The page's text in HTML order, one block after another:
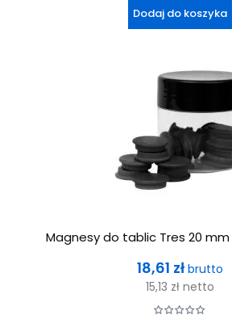
Dodaj do koszyka
Magnesy do tablic Tres 20
Cena
18,61 zł brutto
15,13 zł netto